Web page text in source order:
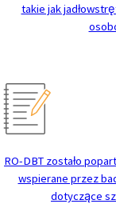
takie jak
RO-DBT zostało
wspierane przez
dotyczące